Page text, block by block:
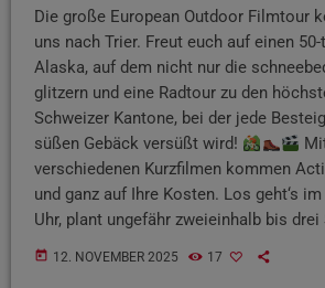
Die große European Outdoor Filmtour
uns nach Trier. Freut euch auf einen
Alaska, auf dem nicht nur die
glitzern und eine Radtour zu den
Schweizer Kantone, bei der jede
süßen Gebäck versüßt wird!
verschiedenen Kurzfilmen kommen
und ganz auf Ihre Kosten. Los geht‘s
Uhr, plant ungefähr zweieinhalb bis
today 12. NOVEMBER 2025 17